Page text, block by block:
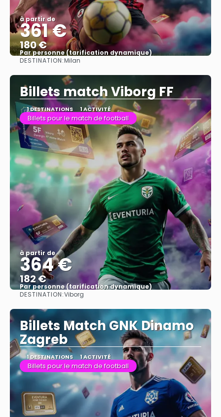
à partir de
361 €
180 €
Par personne (tarification dynamique)
DESTINATION:Milan
Billets match Viborg FF
1 DESTINATIONS 1 ACTIVITÉ
Billets pour le match de football
à partir de
364 €
182 €
Par personne (tarification dynamique)
DESTINATION:Viborg
Billets Match GNK Dinamo
Zagreb
1 DESTINATIONS 1 ACTIVITÉ
Billets pour le match de football